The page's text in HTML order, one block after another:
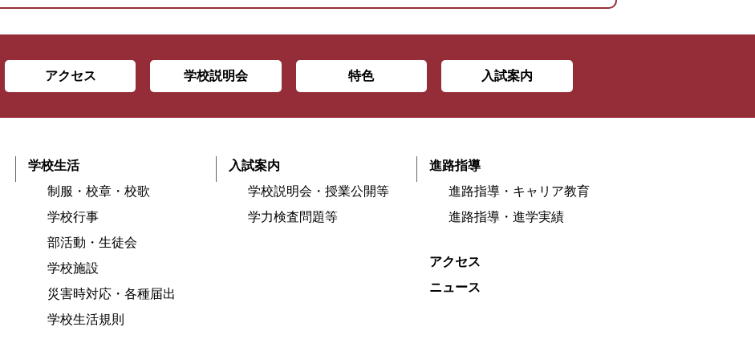
アクセス 学校説明会 特色 入試案内
学校生活
制服・校章・校歌
学校行事
部活動・生徒会
学校施設
災害時対応・各種届出
学校生活規則
入試案内
学校説明会・授業公開等
学力検査問題等
進路指導
進路指導・キャリア教育
進路指導・進学実績
アクセス
ニュース